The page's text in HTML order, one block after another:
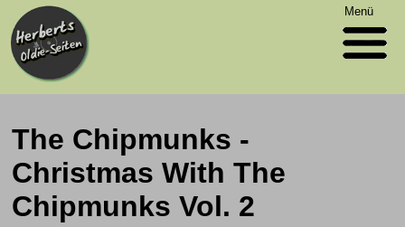
Menü
The Chipmunks -
Christmas With The
Chipmunks Vol. 2